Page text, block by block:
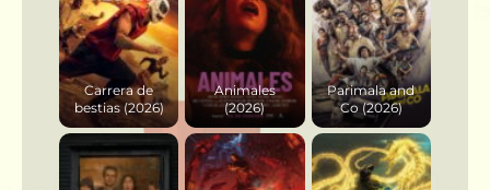
Carrera de
bestias (2026)
Animales
(2026)
Parimala and
Co (2026)